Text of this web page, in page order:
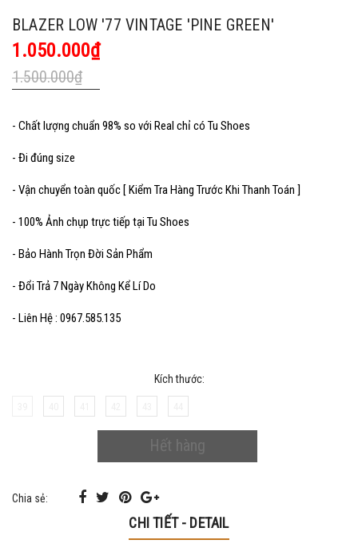
BLAZER LOW '77 VINTAGE 'PINE GREEN'
1.050.000₫
1.500.000₫
- Chất lượng chuẩn 98% so với Real chỉ có Tu Shoes
- Đi đúng size
- Vận chuyển toàn quốc [ Kiểm Tra Hàng Trước Khi Thanh Toán ]
- 100% Ảnh chụp trực tiếp tại Tu Shoes
- Bảo Hành Trọn Đời Sản Phẩm
- Đổi Trả 7 Ngày Không Kể Lí Do
- Liên Hệ : 0967.585.135
Kích thước:
Hết hàng
Chia sẻ:
CHI TIẾT - DETAIL